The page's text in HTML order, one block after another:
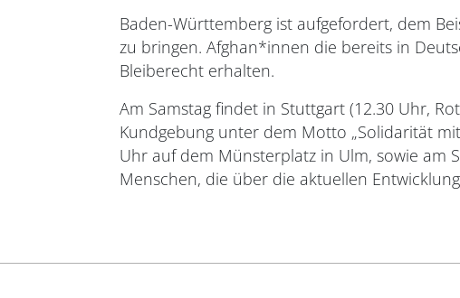
Baden-Württemberg ist aufgefordert, dem
zu bringen. Afghan*innen die bereits in
Bleiberecht erhalten.
Am Samstag findet in Stuttgart (12.30 Uhr,
Kundgebung unter dem Motto „Solidarität
Uhr auf dem Münsterplatz in Ulm, sowie am
Menschen, die über die aktuellen